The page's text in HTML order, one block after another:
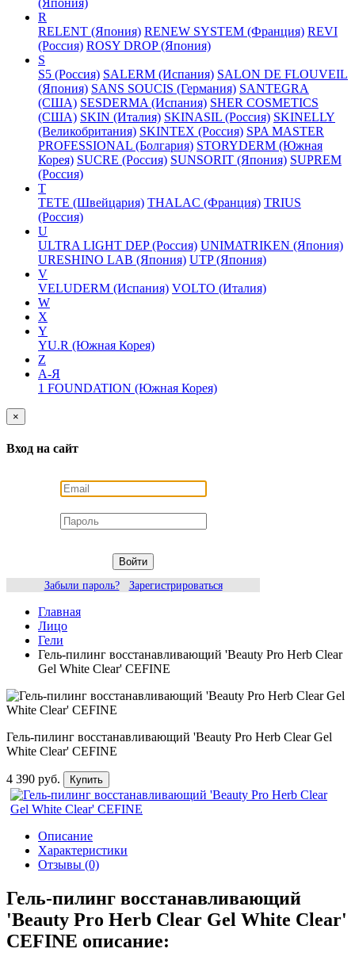
R
RELENT (Япония) RENEW SYSTEM (Франция) REVI
(Россия) ROSY DROP (Япония)
S
S5 (Россия) SALERM (Испания) SALON DE FLOUVEIL
(Япония) SANS SOUCIS (Германия) SANTEGRA
(США) SESDERMA (Испания) SHER COSMETICS
(США) SKIN (Италия) SKINASIL (Россия) SKINELLY
(Великобритания) SKINTEX (Россия) SPA MASTER
PROFESSIONAL (Болгария) STORYDERM (Южная
Корея) SUCRE (Россия) SUNSORIT (Япония) SUPREM
(Россия)
T
TETE (Швейцария) THALAC (Франция) TRIUS
(Россия)
U
ULTRA LIGHT DEP (Россия) UNIMATRIKEN (Япония)
URESHINO LAB (Япония) UTP (Япония)
V
VELUDERM (Испания) VOLTO (Италия)
W
X
Y
YU.R (Южная Корея)
Z
А-Я
1 FOUNDATION (Южная Корея)
×
Вход на сайт
Войти
Забыли пароль?
Зарегистрироваться
Главная
Лицо
Гели
Гель-пилинг восстанавливающий 'Beauty Pro Herb Clear
Gel White Clear' CEFINE
Гель-пилинг восстанавливающий 'Beauty Pro Herb Clear Gel
White Clear' CEFINE
4 390 руб. Купить
Описание
Характеристики
Отзывы (0)
Гель-пилинг восстанавливающий
'Beauty Pro Herb Clear Gel White Clear'
CEFINE описание: